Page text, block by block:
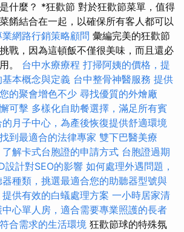
什麼？ *狂歡節 對於狂歡節菜單，值得
餚結合在一起，以確保所有客人都可以
業網路行銷策略顧問 彙編完美的狂歡節
戰，因為這頓飯不僅很美味，而且還必
。 台中水療療程 打掃阿姨的價格，提
基本概念與定義 台中整骨神醫服務 提供
的聚會增色不少 尋找優質的外燴廠
可擊 多樣化自助餐選擇，滿足所有賓
月子中心，為產後恢復提供舒適環境
到最適合的法律專家 雙下巴醫美療
了解卡式台胞證的申請方式 台胞證過期
設計對SEO的影響 如何處理外遇問題，
器種類，挑選最適合您的助聽器型號與
供有效的白蟻處理方案 一小時居家清
中心單人房，適合需要專業照護的長者
合需求的生活環境 狂歡節球的特殊氛